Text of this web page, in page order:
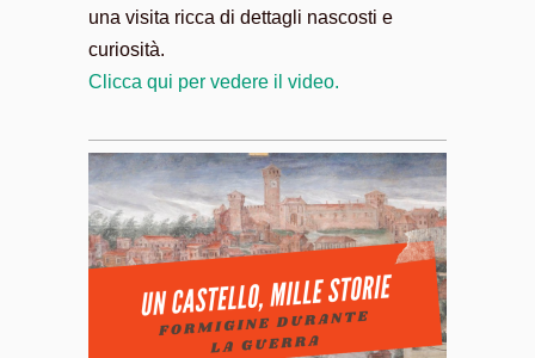
una visita ricca di dettagli nascosti e
curiosità.
Clicca qui per vedere il video.